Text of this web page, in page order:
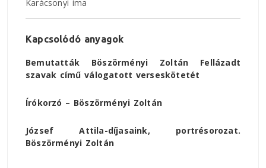
Karácsonyi ima
Kapcsolódó anyagok
Bemutatták Böszörményi Zoltán Fellázadt
szavak című válogatott verseskötetét
Írókorzó – Böszörményi Zoltán
József Attila-díjasaink, portrésorozat.
Böszörményi Zoltán